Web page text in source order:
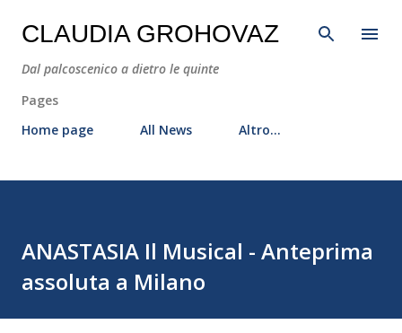
Passa ai contenuti principali
CLAUDIA GROHOVAZ
Dal palcoscenico a dietro le quinte
Pages
Home page
All News Altro…
ANASTASIA Il Musical - Anteprima
assoluta a Milano